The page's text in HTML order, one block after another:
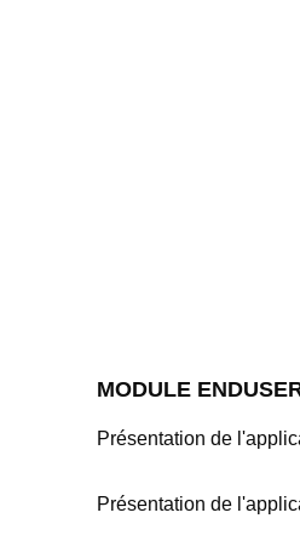
MODULE
Présentation de
Présentation de